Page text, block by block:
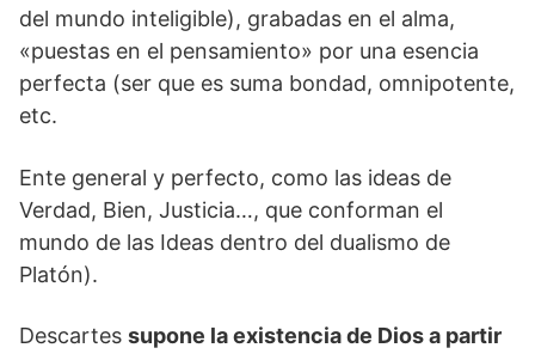
del mundo inteligible), grabadas en el alma,
«puestas en el pensamiento» por una esencia
perfecta (ser que es suma bondad, omnipotente,
etc.
Ente general y perfecto, como las ideas de
Verdad, Bien, Justicia…, que conforman el
mundo de las Ideas dentro del dualismo de
Platón).
Descartes supone la existencia de Dios a partir